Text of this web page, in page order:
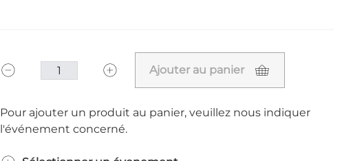
Ajouter au panier
Pour ajouter un produit au panier, veuillez nous indiquer
l'événement concerné.